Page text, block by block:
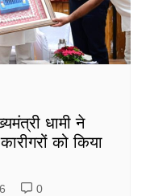
धामी ने
को किया
0